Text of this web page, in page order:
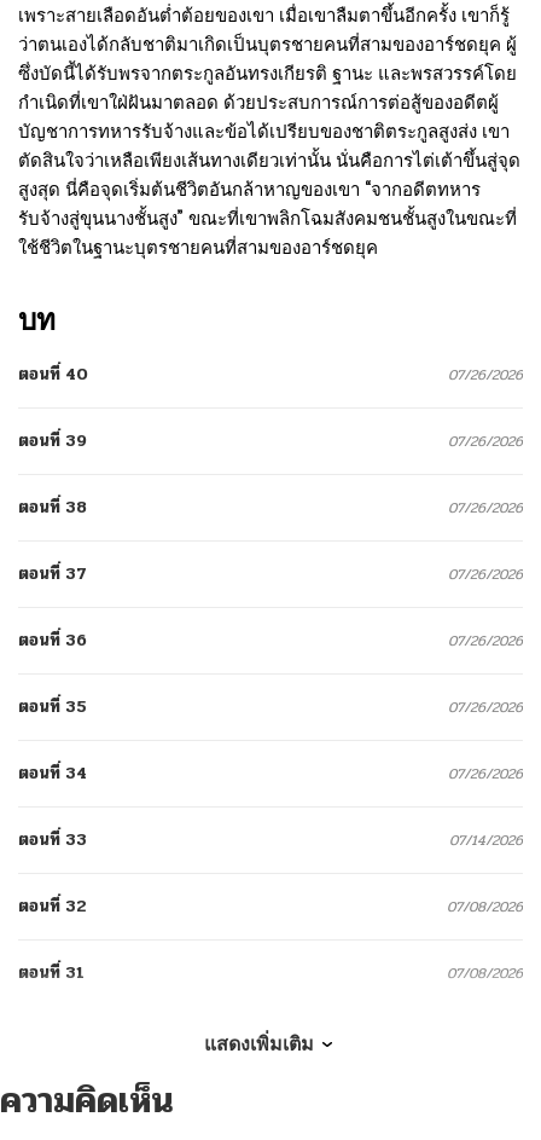
เพราะสายเลือดอันต่ำต้อยของเขา เมื่อเขาลืมตาขึ้นอีกครั้ง เขาก็รู้
ว่าตนเองได้กลับชาติมาเกิดเป็นบุตรชายคนที่สามของอาร์ชดยุค ผู้
ซึ่งบัดนี้ได้รับพรจากตระกูลอันทรงเกียรติ ฐานะ และพรสวรรค์โดย
กำเนิดที่เขาใฝ่ฝันมาตลอด ด้วยประสบการณ์การต่อสู้ของอดีตผู้
บัญชาการทหารรับจ้างและข้อได้เปรียบของชาติตระกูลสูงส่ง เขา
ตัดสินใจว่าเหลือเพียงเส้นทางเดียวเท่านั้น นั่นคือการไต่เต้าขึ้นสู่จุด
สูงสุด นี่คือจุดเริ่มต้นชีวิตอันกล้าหาญของเขา “จากอดีตทหาร
รับจ้างสู่ขุนนางชั้นสูง” ขณะที่เขาพลิกโฉมสังคมชนชั้นสูงในขณะที่
ใช้ชีวิตในฐานะบุตรชายคนที่สามของอาร์ชดยุค
บท
ตอนที่ 40 07/26/2026
ตอนที่ 39 07/26/2026
ตอนที่ 38 07/26/2026
ตอนที่ 37 07/26/2026
ตอนที่ 36 07/26/2026
ตอนที่ 35 07/26/2026
ตอนที่ 34 07/26/2026
ตอนที่ 33 07/14/2026
ตอนที่ 32 07/08/2026
ตอนที่ 31 07/08/2026
ตอนที่ 29
แสดงเพิ่มเติม
ความคิดเห็น